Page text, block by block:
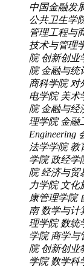
中国金融发
公共卫生学
管理工程与
技术与管理
院 创新创业
院 金融与统
商科学院 对
电学院 美术
院 金融与经
理学院 金融
Engineering
法学学院 教
学院 政经学
院 经济与贸
力学院 文化
康管理学院
南 数学与计
理学院 数统
学院 商学与
院 创新创业
学院 数学科